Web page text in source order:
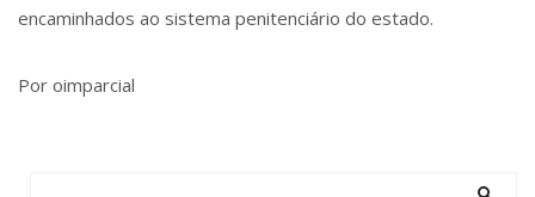
encaminhados ao sistema penitenciário do estado.
Por oimparcial